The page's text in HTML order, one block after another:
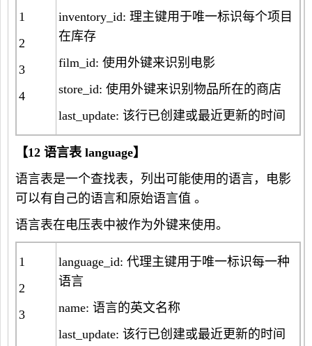
1
2
3
4
inventory_id: 理主键用于唯一标识每个项目
在库存
film_id: 使用外键来识别电影
store_id: 使用外键来识别物品所在的商店
last_update: 该行已创建或最近更新的时间
【12 语言表language】
语言表是一个查找表，列出可能使用的语言，电影
可以有自己的语言和原始语言值 。
语言表在电压表中被作为外键来使用。
1
2
3
language_id: 代理主键用于唯一标识每一种
语言
name: 语言的英文名称
last_update: 该行已创建或最近更新的时间